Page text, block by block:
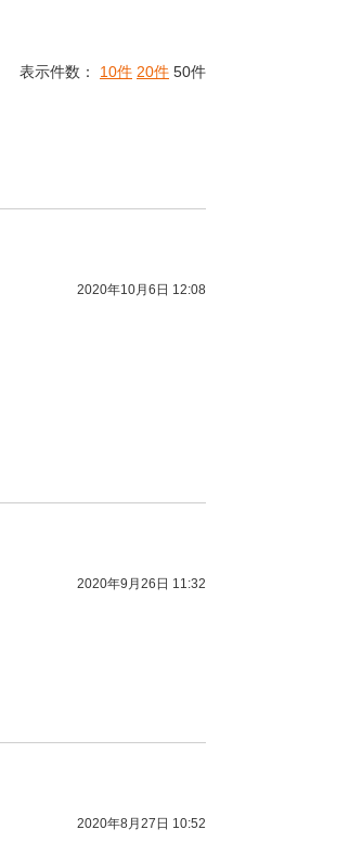
表示件数： 10件 20件 50件
2020年10月6日 12:08
2020年9月26日 11:32
2020年8月27日 10:52